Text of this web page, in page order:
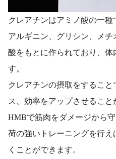
クレアチンはアミノ酸の一種
アルギニン、グリシン、メ
酸をもとに作られており、体
す。
クレアチンの摂取をするこ
ス、効率をアップさせること
HMBで筋肉をダメージから
荷の強いトレーニングを行
くことができます。